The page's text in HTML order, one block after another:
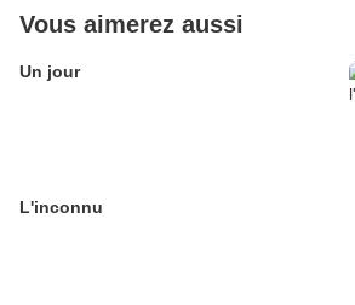
Vous aimerez aussi
Un jour
L'inconnu